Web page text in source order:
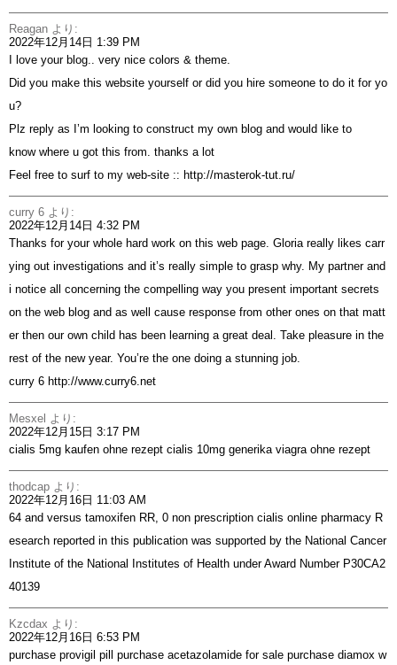
Reagan より:
2022年12月14日 1:39 PM
I love your blog.. very nice colors & theme.
Did you make this website yourself or did you hire someone to do it for yo
u?
Plz reply as I’m looking to construct my own blog and would like to
know where u got this from. thanks a lot
Feel free to surf to my web-site :: http://masterok-tut.ru/
curry 6 より:
2022年12月14日 4:32 PM
Thanks for your whole hard work on this web page. Gloria really likes carr
ying out investigations and it’s really simple to grasp why. My partner and
i notice all concerning the compelling way you present important secrets
on the web blog and as well cause response from other ones on that matt
er then our own child has been learning a great deal. Take pleasure in the
rest of the new year. You’re the one doing a stunning job.
curry 6 http://www.curry6.net
Mesxel より:
2022年12月15日 3:17 PM
cialis 5mg kaufen ohne rezept cialis 10mg generikaviagra ohne rezept
thodcap より:
2022年12月16日 11:03 AM
64 and versus tamoxifen RR, 0 non prescription cialis online pharmacy R
esearch reported in this publication was supported by the National Cancer
Institute of the National Institutes of Health under Award Number P30CA2
40139
Kzcdax より:
2022年12月16日 6:53 PM
purchase provigil pill purchase acetazolamide for sale purchase diamox w